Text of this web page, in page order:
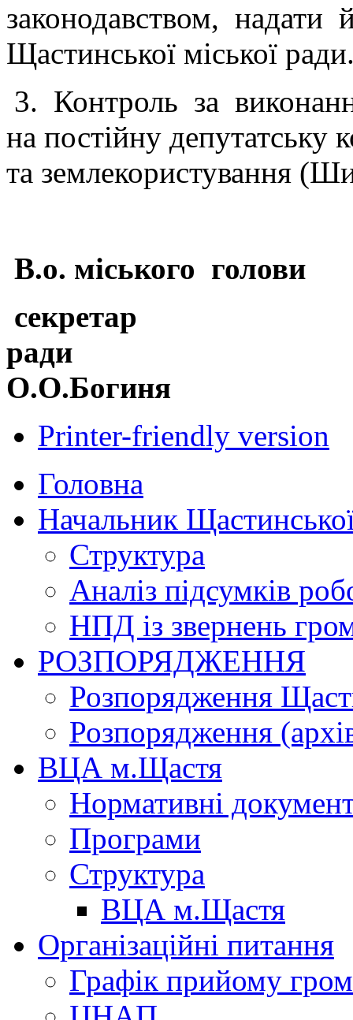
законодавством, надати
Щастинської міської
3. Контроль за
на постійну депутатську
та землекористування
В.о. міського голови
секретар
О.О.Богиня
Printer-friendly version
Головна
Начальник
Структура
Аналіз підсумків
НПД із звернень
РОЗПОРЯДЖЕННЯ
Розпорядження
Розпорядження
ВЦА м.Щастя
Нормативні
Програми
Структура
ВЦА м.Щастя
Організаційні питання
Графік прийому